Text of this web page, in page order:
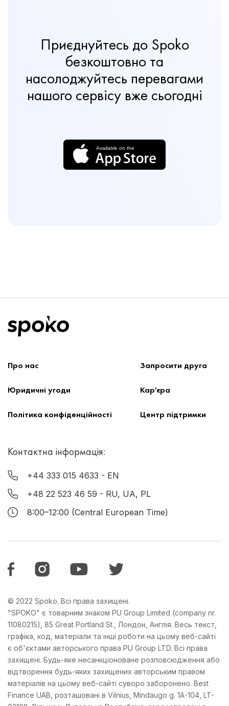
Приєднуйтесь до Spoko
безкоштовно та
насолоджуйтесь перевагами
нашого сервісу вже сьогодні
Про нас Запроcити друга
Юридичні угоди Кар'єра
Політика конфіденційності Центр підтримки
Контактна інформація:
+44 333 015 4633 - EN
+48 22 523 46 59 - RU, UA, PL
8:00–12:00 (Central European Time)
© 2022 Spoko. Всі права захищені.
"SPOKO" є товарним знаком PU Group Limited (company nr.
11080215), 85 Great Portland St., Лондон, Англія. Весь текст,
графіка, код, матеріали та інші роботи на цьому веб-сайті
є об'єктами авторського права PU Group LTD. Всі права
захищені. Будь-яке несанкціоноване розповсюдження або
відтворення будь-яких захищених авторським правом
матеріалів на цьому веб-сайті суворо заборонено. Best
Finance UAB, розташовані в Vilnius, Mindaugo g. 1A-104, LT-